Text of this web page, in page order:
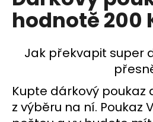
0,0
hvězdiček.
hodnotě 200
Jak překvapit super
Kupte dárkový poukaz
z výběru na ní. Poukaz
a
j